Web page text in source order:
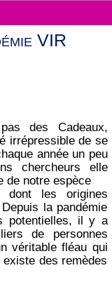
VIR
des Cadeaux,
irrépressible de se
année un peu
chercheurs elle
de notre espèce
les origines
la pandémie
potentielles, il y a
de personnes
véritable fléau qui
des remèdes